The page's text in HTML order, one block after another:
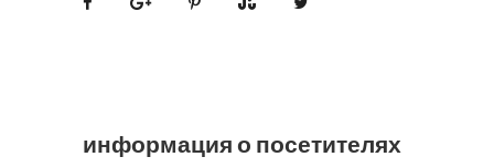
информация о посетителях